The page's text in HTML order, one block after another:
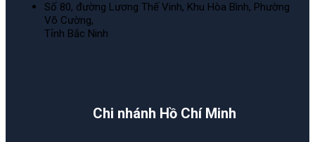
Số 80, đường Lương Thế Vinh, Khu Hòa Bình, Phường
Võ Cường,
Tỉnh Bắc Ninh
Chi nhánh Hồ Chí Minh